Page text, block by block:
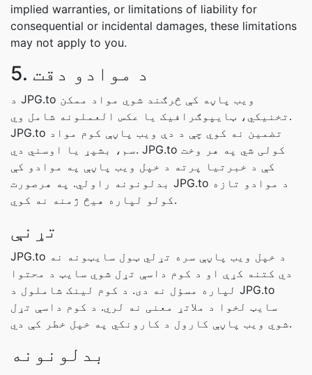
implied warranties, or limitations of liability for
consequential or incidental damages, these limitations
may not apply to you.
5. د موادو دقت
د JPG.to ویب پاڼه کې څرګند شوي مواد ممکن
تخنیکي، ټایپوګرافیک یا عکس العملونه شامل وي.
JPG.to تضمین نه کوي چې د دې ویب پاڼې کوم مواد
سم، بشپړ یا اوسني دي. JPG.to کولی شي په هر وخت
کې د خبرتیا پرته د خپل ویب پاڼې په موادو کې
بدلونونه راولي. په هرصورت JPG.to د موادو تازه
کولو لپاره هیڅ ژمنه نه کوي.
تړنې
JPG.to د خپل ویب پاڼې سره تړلي ټول سایټونه نه
دي کتنه کړې او د کوم داسې تړل شوي سایټ د محتوا
لپاره مسؤل نه دی. د کوم لینک شاملول د JPG.to
سایټ لخوا د ملاتړ معنی نه لري. د کوم داسې تړل
شوي ویب پاڼې کارول د کارونکي په خپل خطر کې دي.
بدلونونه